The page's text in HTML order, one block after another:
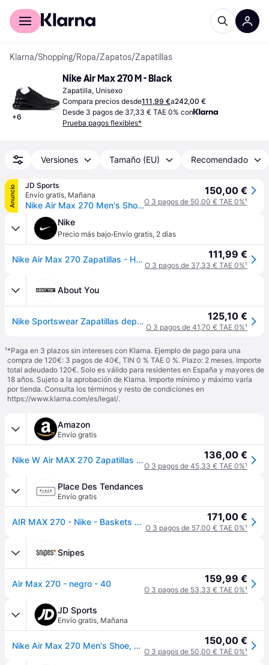
Comprar con Klarna
Klarna/Shopping/Ropa/Zapatos/Zapatillas
+6
Nike Air Max 270 M - Black
Zapatilla, Unisexo
Compara precios desde111,99 €a242,00 €
Desde 3 pagos de 37,33 € TAE 0% con
Prueba pagos flexibles*
Versiones Tamaño (EU) Recomendado
Anuncio
JD Sports
Envío gratis, Mañana
Nike Air Max 270 Men's Shoe, Negro - 39
150,00 €
O 3 pagos de 50,00 € TAE 0%¹
Nike
Precio más bajo·Envío gratis, 2 días
Nike Air Max 270 Zapatillas - Hombre - Negro - 43 111,99 €
O 3 pagos de 37,33 € TAE 0%¹
About You
Nike Sportswear Zapatillas deportivas bajas 'Air Max 270' negro 125,10 €
O 3 pagos de 41,70 € TAE 0%¹
¹*Paga en 3 plazos sin intereses con Klarna. Ejemplo de pago para una
compra de 120€: 3 pagos de 40€, TIN 0 % TAE 0 %. Plazo: 2 meses. Importe
total adeudado 120€. Solo es válido para residentes en España y mayores de
18 años. Sujeto a la aprobación de Klarna. Importe mínimo y máximo varía
por tienda. Consulta los términos y resto de condiciones en
https://www.klarna.com/es/legal/.
Amazon
Envío gratis
Nike W Air MAX 270 Zapatillas de Running, Mujer, Negro (Black/Black/Black 006), 38.5 EU (5 UK) 136,00 €
O 3 pagos de 45,33 € TAE 0%¹
Place Des Tendances
Envío gratis
AIR MAX 270 - Nike - Baskets basses femme - Taille 40,5 - Noir 171,00 €
O 3 pagos de 57,00 € TAE 0%¹
Snipes
Air Max 270 - negro - 40 159,99 €
O 3 pagos de 53,33 € TAE 0%¹
JD Sports
Envío gratis, Mañana
Nike Air Max 270 Men's Shoe, Negro - 39 150,00 €
O 3 pagos de 50,00 € TAE 0%¹